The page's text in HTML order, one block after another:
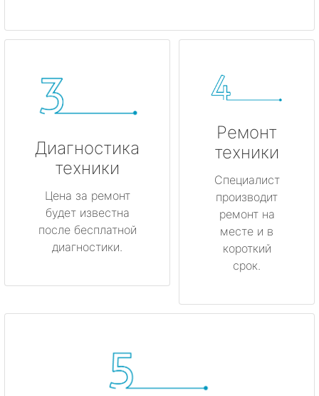
Диагностика
техники
Цена за ремонт
будет известна
после бесплатной
диагностики.
Ремонт
техники
Специалист
производит
ремонт на
месте и в
короткий
срок.